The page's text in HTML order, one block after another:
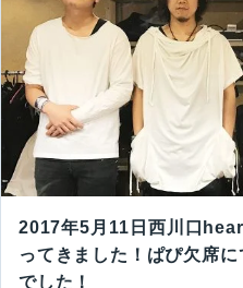
2017年5月11日西川口
ってきました！ぱぴ欠席
でした！